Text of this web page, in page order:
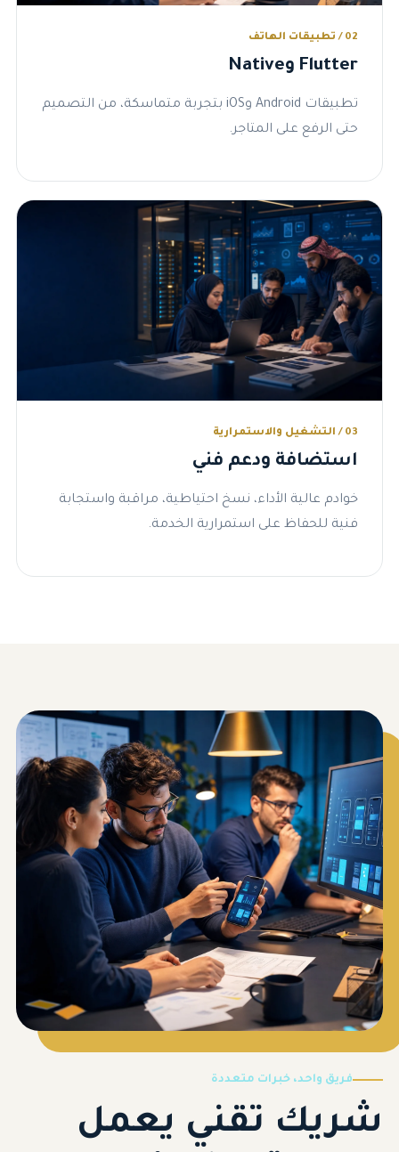
02 / تطبيقات الهاتف
Flutter وNative
تطبيقات Android وiOS بتجربة متماسكة، من التصميم
حتى الرفع على المتاجر.
03 / التشغيل والاستمرارية
استضافة ودعم فني
خوادم عالية الأداء، نسخ احتياطية، مراقبة واستجابة
فنية للحفاظ على استمرارية الخدمة.
فريق واحد، خبرات متعددة
شريك تقني يعمل